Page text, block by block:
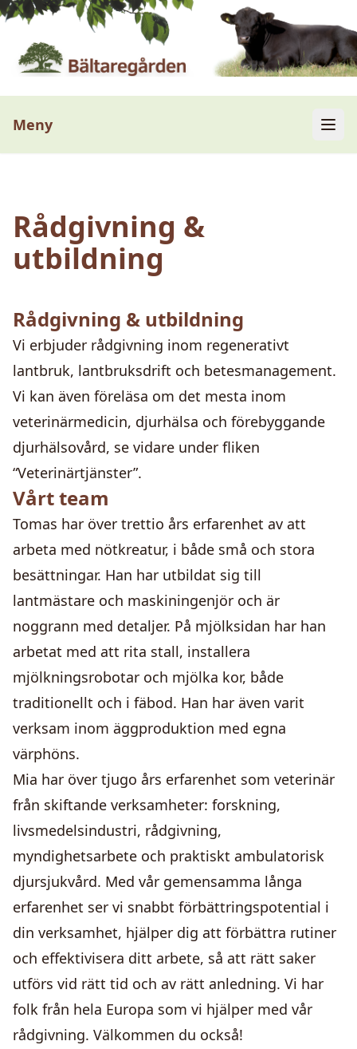
Meny
Rådgivning &
utbildning
Rådgivning & utbildning
Vi erbjuder rådgivning inom regenerativt
lantbruk, lantbruksdrift och betesmanagement.
Vi kan även föreläsa om det mesta inom
veterinärmedicin, djurhälsa och förebyggande
djurhälsovård, se vidare under fliken
“Veterinärtjänster”.
Vårt team
Tomas har över trettio års erfarenhet av att
arbeta med nötkreatur, i både små och stora
besättningar. Han har utbildat sig till
lantmästare och maskiningenjör och är
noggrann med detaljer. På mjölksidan har han
arbetat med att rita stall, installera
mjölkningsrobotar och mjölka kor, både
traditionellt och i fäbod. Han har även varit
verksam inom äggproduktion med egna
värphöns.
Mia har över tjugo års erfarenhet som veterinär
från skiftande verksamheter: forskning,
livsmedelsindustri, rådgivning,
myndighetsarbete och praktiskt ambulatorisk
djursjukvård. Med vår gemensamma långa
erfarenhet ser vi snabbt förbättringspotential i
din verksamhet, hjälper dig att förbättra rutiner
och effektivisera ditt arbete, så att rätt saker
utförs vid rätt tid och av rätt anledning. Vi har
folk från hela Europa som vi hjälper med vår
rådgivning. Välkommen du också!